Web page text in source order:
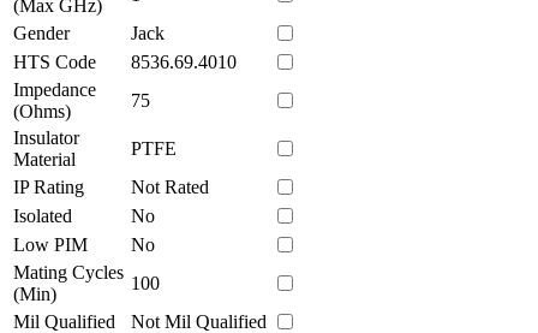
(Max GHz)
Gender
Jack
HTS Code
8536.69.4010
Impedance
(Ohms)
75
Insulator
Material
PTFE
IP Rating
Not Rated
Isolated
No
Low PIM
No
Mating Cycles
(Min)
100
Mil Qualified
Not Mil Qualified